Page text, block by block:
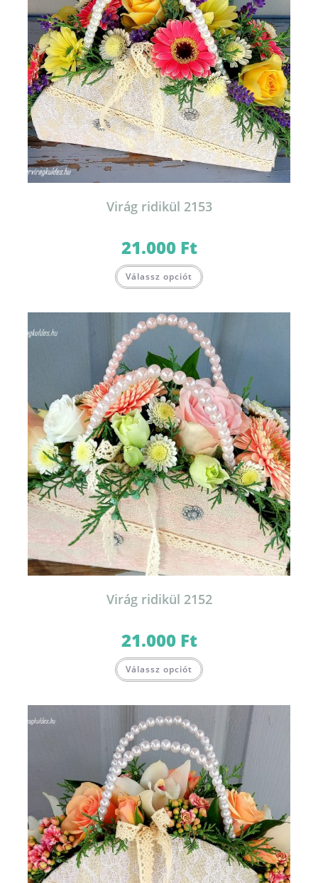
Virág ridikül 2153
21.000 Ft
Válassz opciót
Virág ridikül 2152
21.000 Ft
Válassz opciót